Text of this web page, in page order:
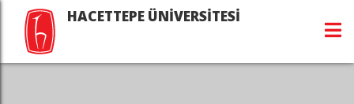
HACETTEPE ÜNİVERSİTESİ